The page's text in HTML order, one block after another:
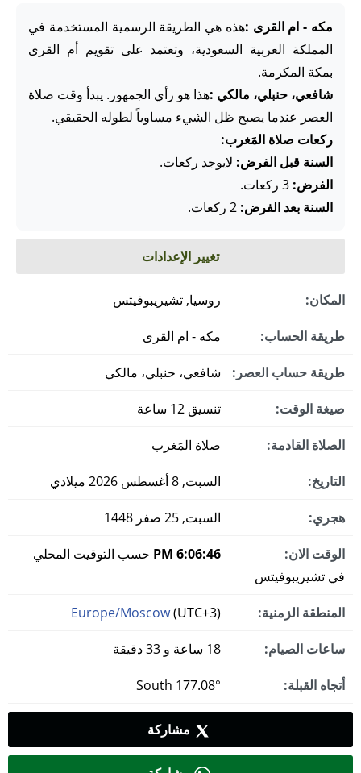
مكه - ام القرى :هذه هي الطريقة الرسمية المستخدمة في
المملكة العربية السعودية، وتعتمد على تقويم أم القرى
بمكة المكرمة.
شافعي، حنبلي، مالكي :هذا هو رأي الجمهور. يبدأ وقت صلاة
العصر عندما يصبح ظل الشيء مساوياً لطوله الحقيقي.
ركعات صلاة المَغرب:
السنة قبل الفرض: لايوجد ركعات.
الفرض:
السنة بعد الفرض:
تغيير الإعدادات
المكان: روسيا, تشيريبوفيتس
طريقة الحساب: مكه - ام القرى
طريقة حساب العصر: شافعي، حنبلي، مالكي
صيغة الوقت: تنسيق 12 ساعة
الصلاة القادمة: صلاة المَغرب
التاريخ: السبت, 8 أغسطس 2026 ميلادي
هجري: السبت, 25 صفر 1448
الوقت الان: 6:06:47 PM
حسب التوقيت المحلي
في تشيريبوفيتس
المنطقة الزمنية: Europe/Moscow(UTC+3)
ساعات الصيام:
أتجاه القبلة:
مشاركة